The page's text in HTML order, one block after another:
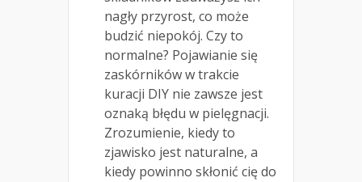
nagły przyrost, co może
budzić niepokój. Czy to
normalne? Pojawianie się
zaskórników w trakcie
kuracji DIY nie zawsze jest
oznaką błędu w pielęgnacji.
Zrozumienie, kiedy to
zjawisko jest naturalne, a
kiedy powinno skłonić cię do